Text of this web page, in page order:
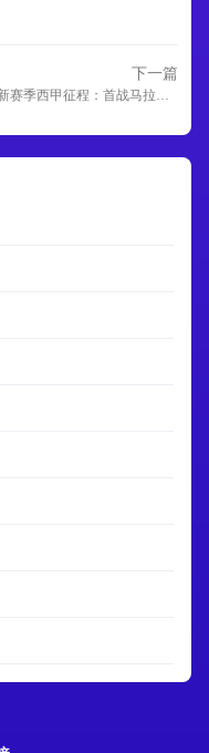
下一篇
甲征程：首战马拉加引爆大都会，两回合国家德比时间敲定